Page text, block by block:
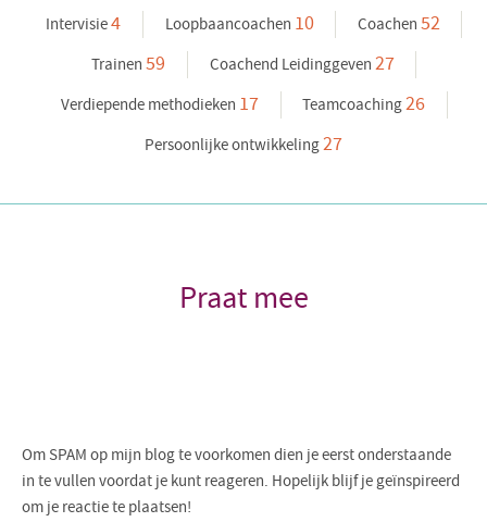
Intervisie4 Loopbaancoachen 10 Coachen 52
Trainen59 Coachend Leidinggeven 27
Verdiepende methodieken 17 Teamcoaching26
Persoonlijke ontwikkeling27
Praat mee
Om SPAM op mijn blog te voorkomen dien je eerst onderstaande
in te vullen voordat je kunt reageren. Hopelijk blijf je geïnspireerd
om je reactie te plaatsen!